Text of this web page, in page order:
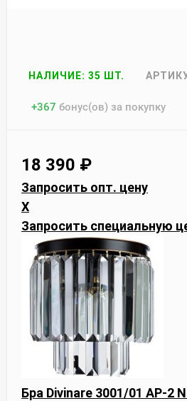
НАЛИЧИЕ: 35 ШТ.
+367 бонус(ов) за покупку
18 390 ₽
Запросить опт. цену
X
Запросить специальную
Бра Divinare 3001/01 AP-2